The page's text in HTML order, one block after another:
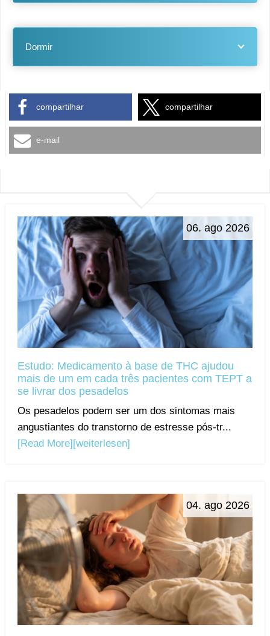
Dormir
compartilhar compartilhar
e-mail
06. ago 2026
Estudo: Medicamento à base de THC ajudou
mais de um em cada três pacientes com TEPT a
se livrar dos pesadelos
Os pesadelos podem ser um dos sintomas mais
angustiantes do transtorno de estresse pós-tr...
[Read More][weiterlesen]
04. ago 2026